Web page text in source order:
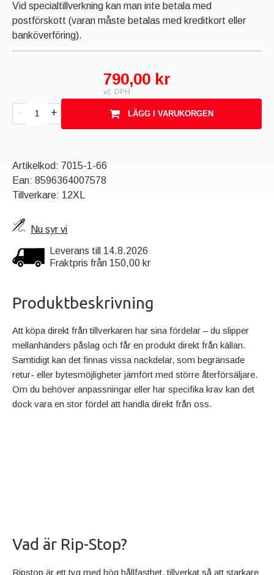
Vid specialtillverkning kan man inte betala med
postförskott (varan måste betalas med kreditkort eller
banköverföring).
790,00 kr
vč. DPH
– + LÄGG I VARUKORGEN
Artikelkod: 7015-1-66
Ean:8596364007578
Tillverkare: 12XL
Nu syr vi
Leverans till 14.8.2026
Fraktpris från 150,00 kr
Produktbeskrivning
Att köpa direkt från tillverkaren har sina fördelar – du slipper
mellanhänders påslag och får en produkt direkt från källan.
Samtidigt kan det finnas vissa nackdelar, som begränsade
retur- eller bytesmöjligheter jämfört med större återförsäljare.
Om du behöver anpassningar eller har specifika krav kan det
dock vara en stor fördel att handla direkt från oss.
Vad är Rip-Stop?
Ripstop är ett tyg med hög hållfasthet, tillverkat så att starkare